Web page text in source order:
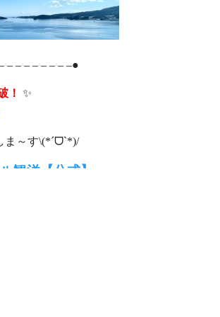
– – – – – – – –●
！ ✨
ま～す\(*ˊᗜˋ*)/
観洋【公式】